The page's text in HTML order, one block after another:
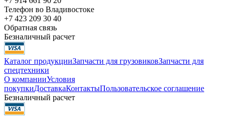
Телефон во Владивостоке
+7 423 209 30 40
Обратная связь
Безналичный расчет
Каталог продукцииЗапчасти для грузовиковЗапчасти для
спецтехники
О компанииУсловия
покупкиДоставкаКонтактыПользовательское соглашение
Безналичный расчет